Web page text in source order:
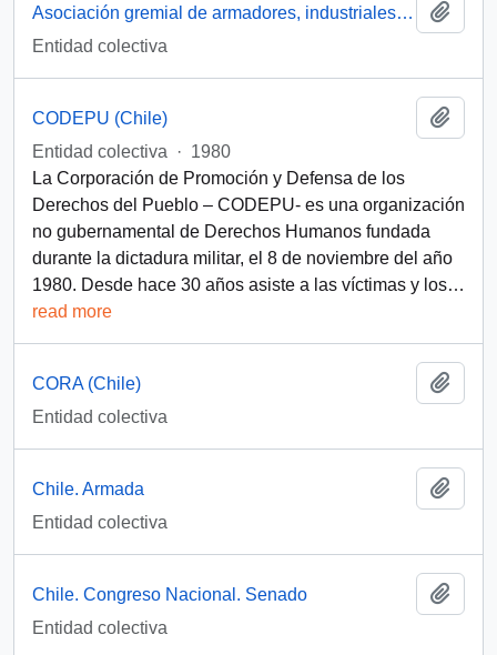
Asociación gremial de armadores, industriales y pescadores del Maule ( AGAMAULE)
Entidad colectiva
CODEPU (Chile)
Entidad colectiva
· 1980
La Corporación de Promoción y Defensa de los
Derechos del Pueblo – CODEPU- es una organización
no gubernamental de Derechos Humanos fundada
durante la dictadura militar, el 8 de noviembre del año
1980. Desde hace 30 años asiste a las víctimas y los…
read more
CORA (Chile)
Entidad colectiva
Chile. Armada
Entidad colectiva
Chile. Congreso Nacional. Senado
Entidad colectiva